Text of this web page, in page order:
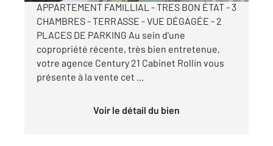
APPARTEMENT FAMILLIAL - TRES BON ÉTAT - 3
CHAMBRES - TERRASSE - VUE DÉGAGÉE - 2
PLACES DE PARKING Au sein d'une
copropriété récente, très bien entretenue,
votre agence Century 21 Cabinet Rollin vous
présente à la vente cet ...
Voir le détail du bien